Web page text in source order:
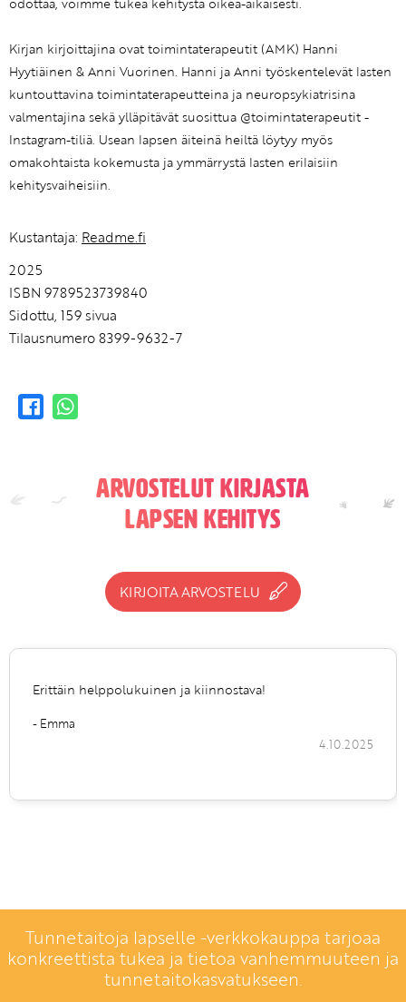
odottaa, voimme tukea kehitystä oikea-aikaisesti.
Kirjan kirjoittajina ovat toimintaterapeutit (AMK) Hanni
Hyytiäinen & Anni Vuorinen. Hanni ja Anni työskentelevät lasten
kuntouttavina toimintaterapeutteina ja neuropsykiatrisina
valmentajina sekä ylläpitävät suosittua @toimintaterapeutit -
Instagram-tiliä. Usean lapsen äiteinä heiltä löytyy myös
omakohtaista kokemusta ja ymmärrystä lasten erilaisiin
kehitysvaiheisiin.
Kustantaja: Readme.fi
2025
ISBN 9789523739840
Sidottu, 159 sivua
Tilausnumero 8399-9632-7
Arvostelut kirjasta
Lapsen kehitys
KIRJOITA ARVOSTELU
Erittäin helppolukuinen ja kiinnostava!
- Emma
4.10.2025
Tunnetaitoja lapselle -verkkokauppa tarjoaa
konkreettista tukea ja tietoa vanhemmuuteen ja
tunnetaitokasvatukseen.